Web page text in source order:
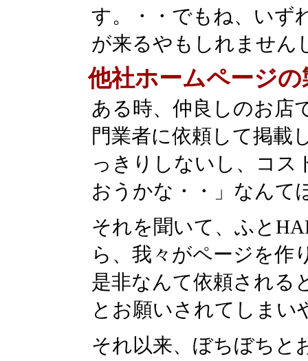
す。・・でもね、いず
が来るやもしれません
他社ホームページ
ある時、仲良しのお店
門業者に依頼して掲載
っきりしないし、コス
おうかな・・」なんて
それを聞いて、ふと
ら、我々がページを作
是非なんて依頼される
とお願いされてしまい
それ以来、ぼちぼちと